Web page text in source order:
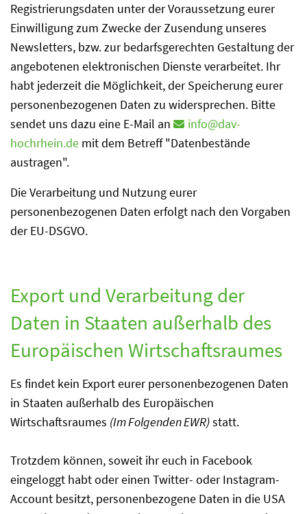
Registrierungsdaten unter der Voraussetzung eurer
Einwilligung zum Zwecke der Zusendung unseres
Newsletters, bzw. zur bedarfsgerechten Gestaltung der
angebotenen elektronischen Dienste verarbeitet. Ihr
habt jederzeit die Möglichkeit, der Speicherung eurer
personenbezogenen Daten zu widersprechen. Bitte
sendet uns dazu eine E-Mail an
info@dav-
hochrhein.de mit dem Betreff "Datenbestände
austragen".
Die Verarbeitung und Nutzung eurer
personenbezogenen Daten erfolgt nach den Vorgaben
der EU-DSGVO.
Export und Verarbeitung der
Daten in Staaten außerhalb des
Europäischen Wirtschaftsraumes
Es findet kein Export eurer personenbezogenen Daten
in Staaten außerhalb des Europäischen
Wirtschaftsraumes (Im Folgenden EWR)statt.
Trotzdem können, soweit ihr euch in Facebook
eingeloggt habt oder einen Twitter- oder Instagram-
Account besitzt, personenbezogene Daten in die USA